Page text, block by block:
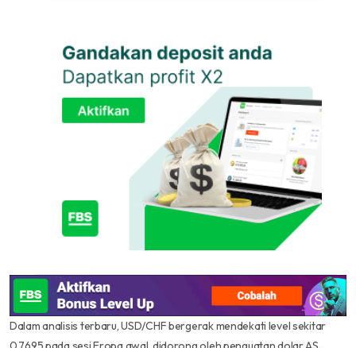
Dalam analisis terbaru, USD/CHF bergerak mendekati level sekitar